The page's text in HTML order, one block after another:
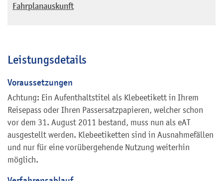
Fahrplanauskunft
Leistungsdetails
Voraussetzungen
Achtung: Ein Aufenthaltstitel als Klebeetikett in Ihrem
Reisepass oder Ihren Passersatzpapieren, welcher schon
vor dem 31. August 2011 bestand, muss nun als eAT
ausgestellt werden. Klebeetiketten sind in Ausnahmefällen
und nur für eine vorübergehende Nutzung weiterhin
möglich.